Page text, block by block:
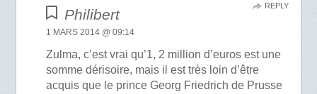
Philibert
1 MARS 2014 @ 09:14
Zulma, c’est vrai qu’1, 2 million d’euros est une
somme dérisoire, mais il est très loin d’être
acquis que le prince Georg Friedrich de Prusse
REPLY